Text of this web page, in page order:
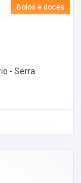
Bolos e doces
- Serra